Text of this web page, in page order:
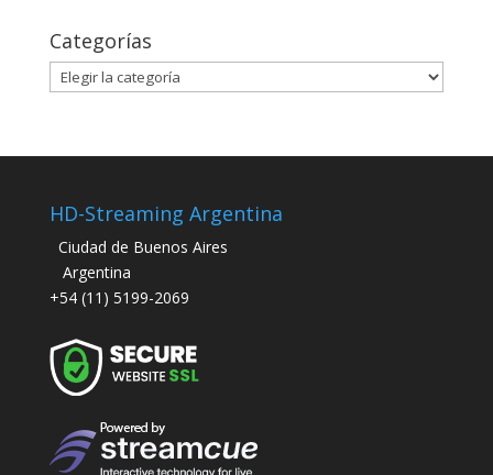
Categorías
Categorías
HD-Streaming Argentina
Ciudad de Buenos Aires
Argentina
+54 (11) 5199-2069